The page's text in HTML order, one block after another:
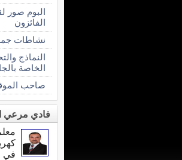
البوم صور
الفائزون
نشاطات
النماذج
الخاصة
صاحب
فادي مرعي
في